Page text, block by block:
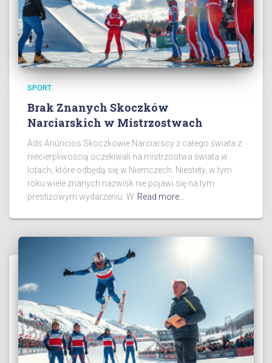
SPORT
Brak Znanych Skoczków
Narciarskich w Mistrzostwach
Ads Anúncios Skoczkowie Narciarscy z całego świata z
niecierpliwością oczekiwali na mistrzostwa świata w
lotach, które odbędą się w Niemczech. Niestety, w tym
roku wiele znanych nazwisk nie pojawi się na tym
prestiżowym wydarzeniu. W Read more…